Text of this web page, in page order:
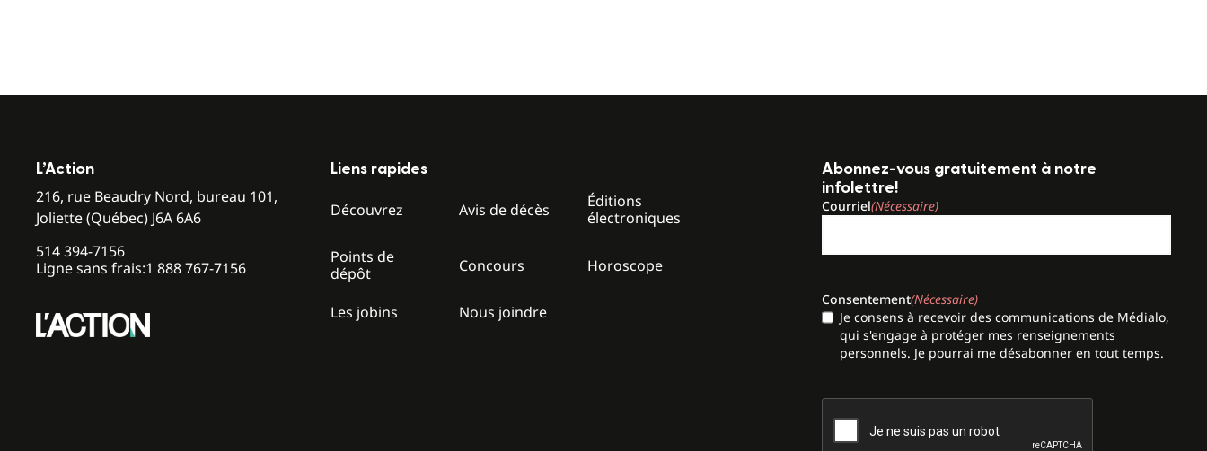
L’Action
216, rue Beaudry Nord, bureau 101,
Joliette (Québec) J6A 6A6
514 394-7156
Ligne sans frais:1 888 767-7156
Liens rapides
Découvrez Avis de décès
Éditions
électroniques
Points de
dépôt
Concours Horoscope
Les jobins Nous joindre
Abonnez-vous gratuitement à notre
infolettre!
Courriel(Nécessaire)
Consentement(Nécessaire)
Je consens à recevoir des communications de Médialo,
qui s'engage à protéger mes renseignements
personnels. Je pourrai me désabonner en tout temps.